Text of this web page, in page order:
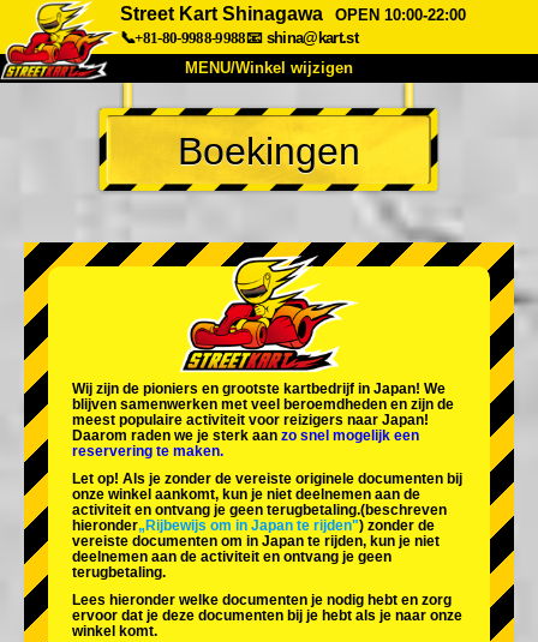
Street Kart Shinagawa
OPEN 10:00-22:00
📞+81-80-9988-9988📧 shina@kart.st
MENU/Winkel wijzigen
TOP
Over Specificaties Prijzen
Bedrijf Boekingen
Winkel wijzigen
Tokyo Shinagawa Tokyo Akihabara#1
Tokyo Akihabara#2
Tokyo Shibuya Annex Tokyo Bay
Tokyo Asakusa Osaka
Okinawa
Boekingen
Wij zijn de pioniers en grootste kartbedrijf in Japan! We
blijven samenwerken met veel beroemdheden en zijn de
meest populaire activiteit voor reizigers naar Japan!
Daarom raden we je sterk aan zo snel mogelijk een
reservering te maken.
Let op! Als je zonder de vereiste originele documenten bij
onze winkel aankomt, kun je niet deelnemen aan de
activiteit en ontvang je geen terugbetaling.(beschreven
hieronder„Rijbewijs om in Japan te rijden") zonder de
vereiste documenten om in Japan te rijden, kun je niet
deelnemen aan de activiteit en ontvang je geen
terugbetaling.
Lees hieronder welke documenten je nodig hebt en zorg
ervoor dat je deze documenten bij je hebt als je naar onze
winkel komt.